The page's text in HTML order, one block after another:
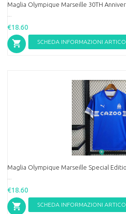
Maglia Olympique Marseille 30TH
€18.60
SCHEDA INFORMAZIONI
Maglia Olympique Marseille Special
€18.60
SCHEDA INFORMAZIONI